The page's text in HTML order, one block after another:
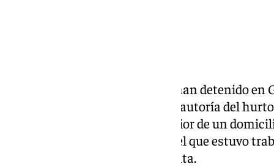
han detenido en
a la que se atribuye la presunta autoría del
en al menos mil euros, del interior de un
Granada, durante el tiempo en el que estuvo
doméstica, y de su posterior venta.